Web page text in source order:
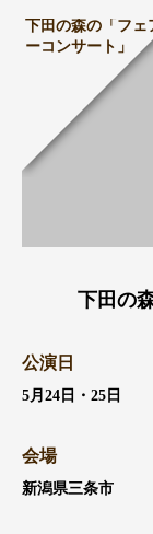
下田の森の「フェ
ーコンサート」
下田の
公演日
5月24日・25日
会場
新潟県三条市